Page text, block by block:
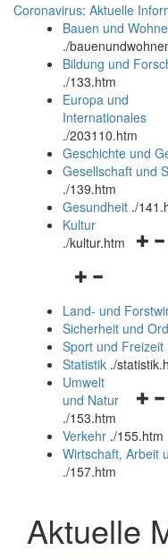
Coronavirus: Aktuelle
Bauen und
./
Bildung und
./133.htm
Europa und
Internationales
./203110.htm
Geschichte und
Gesellschaft und
./139.htm
Gesundheit ./
Kultur
./kultur.htm
Navigationsmenü
und
schließen
Land- und
Sicherheit und
Sport und Freizeit
Statistik ./
und
Umwelt
und Natur
./153.htm
Verkehr ./155.htm
Wirtschaft, Arbeit
./157.htm
Aktuelle